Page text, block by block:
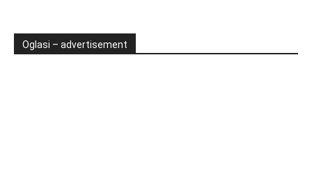
Oglasi – advertisement